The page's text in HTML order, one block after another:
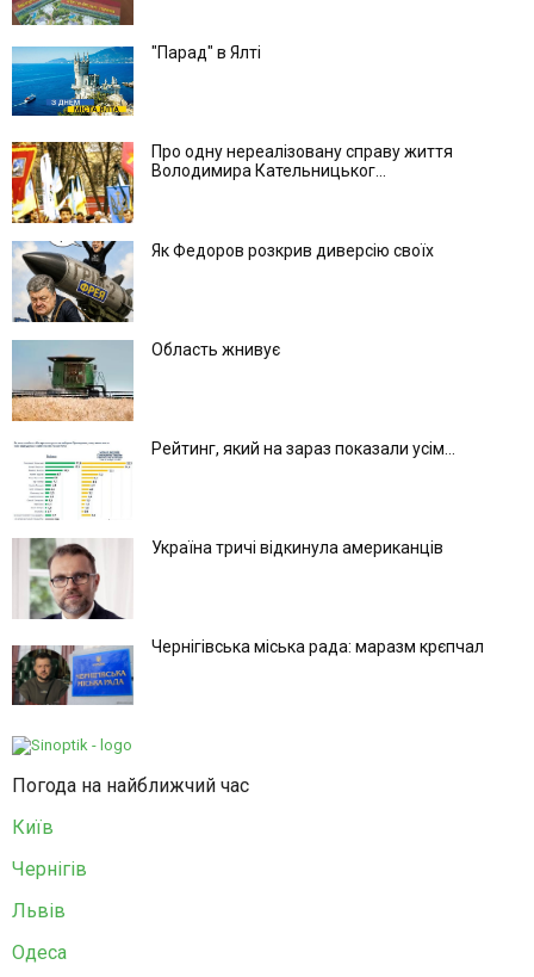
"Парад" в Ялті
Про одну нереалізовану справу життя
Володимира Кательницьког...
Як Федоров розкрив диверсію своїх
Область жнивує
Рейтинг, який на зараз показали усім...
Україна тричі відкинула американців
Чернігівська міська рада: маразм крєпчал
Погода на найближчий час
Київ
Чернігів
Львів
Одеса